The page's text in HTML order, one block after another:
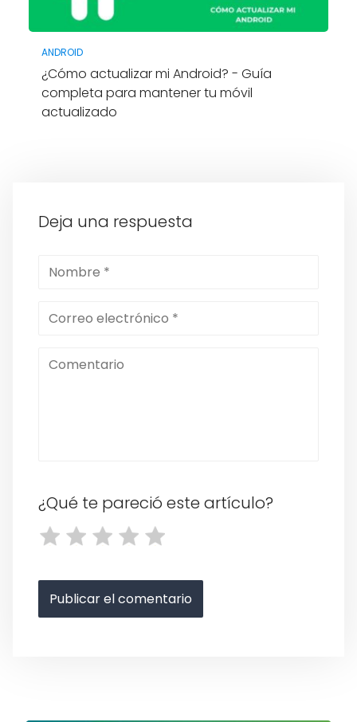
ANDROID
¿Cómo actualizar mi Android? - Guía
completa para mantener tu móvil
actualizado
Deja una respuesta
¿Qué te pareció este artículo?